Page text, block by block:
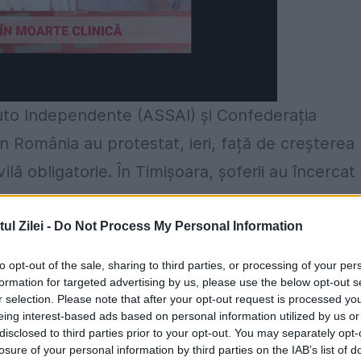
Zilei - Do Not Process My Personal Information
opt-out of the sale, sharing to third parties, or processing of your
for targeted advertising by us, please use the below opt-out
selection. Please note that after your opt-out request is processed
interest-based ads based on personal information utilized by us
to third parties prior to your opt-out. You may separately
of your personal information by third parties on the IAB’s list of
Independente (ASSAI) și Confederația
România au protestat, ieri, față de creșterea
obligatorie. În Timișoara, șoferii au încercat
iar peste 700 de reprezentanți ai service-
Asociației de Supraveghere Financiară, din
RCA-ului. Cu toate acestea,
că dezechilibrul pieței de asigurări RCA,
trebuie soluționat, însă acest lucru nu